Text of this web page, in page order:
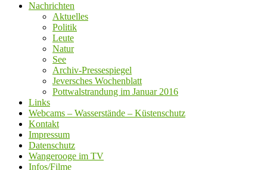
Nachrichten
Aktuelles
Politik
Leute
Natur
See
Archiv-Pressespiegel
Jeversches Wochenblatt
Pottwalstrandung im Januar 2016
Links
Webcams – Wasserstände – Küstenschutz
Kontakt
Impressum
Datenschutz
Wangerooge im TV
Infos/Filme